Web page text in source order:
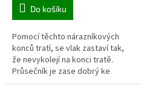
Do košíku
Pomocí těchto nárazníkových
konců tratí, se vlak zastaví tak,
že nevykolejí na konci tratě.
Průsečník je zase dobrý ke
křížení tratí, když nechcete